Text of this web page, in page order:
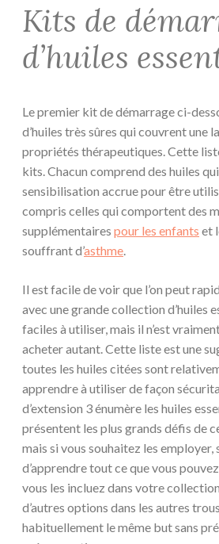
Kits de
d’huiles
Le premier kit de démarrage ci-
d’huiles très sûres qui couvrent une
propriétés thérapeutiques. Cette
kits. Chacun comprend des huiles
sensibilisation accrue pour être
compris celles qui comportent des
supplémentaires pour les enfants et
souffrant d’asthme
Il est facile de voir que l’on peut
avec une grande collection d’huiles
faciles à utiliser, mais il n’est
acheter autant. Cette liste est une
toutes les huiles citées sont
apprendre à utiliser de façon
d’extension 3 énumère les huiles
présentent les plus grands défis de
mais si vous souhaitez les
d’apprendre tout ce que vous
vous les incluez dans votre
d’autres options dans les autres
habituellement le même but sans